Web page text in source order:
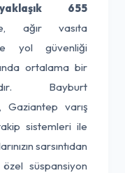
655
ağır vasıta
ve yol güvenliği
ortalama bir
Bayburt
Gaziantep varış
sistemleri ile
sarsıntıdan
süspansiyon